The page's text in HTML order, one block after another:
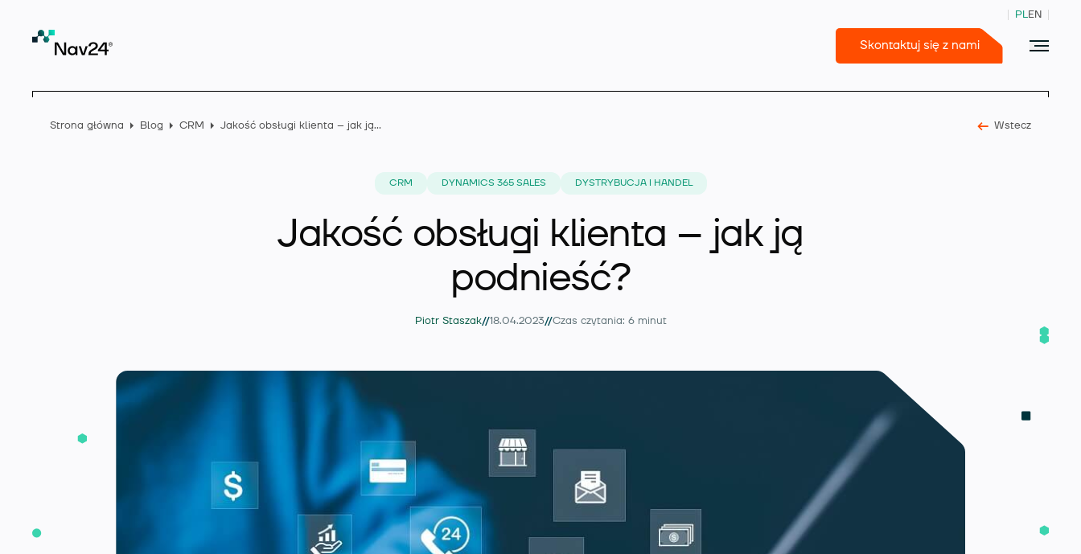
PLEN
Skontaktuj się z nami
Rozszerzenia
O nas
Strona główna Blog CRM Jakość obsługi klienta – jak ją podnieść? Wstecz
CRM DYNAMICS 365 SALES DYSTRYBUCJA I HANDEL
Jakość obsługi klienta – jak ją
podnieść?
Piotr Staszak//18.04.2023//Czas czytania: 6 minut